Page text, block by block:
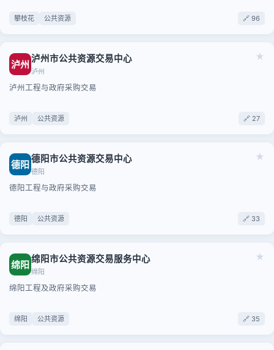
攀枝花 公共资源 🔗 96
★
泸州 泸州市公共资源交易中心
泸州
泸州工程与政府采购交易
泸州 公共资源 🔗 27
★
德阳 德阳市公共资源交易中心
德阳
德阳工程与政府采购交易
德阳 公共资源 🔗 33
★
绵阳 绵阳市公共资源交易服务中心
绵阳
绵阳工程及政府采购交易
绵阳 公共资源 🔗 35